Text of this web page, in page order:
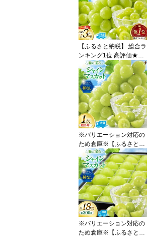
【ふるさと納税】 総合ラ
ンキング1位 高評価★5.0
シャインマスカット 先行
予約 1kg 2kg 3kg 定期便
選べる容量 訳あり ふる
さと納税 フルーツ [山梨
県 韮崎市 20745480 RE
GALO] シャインマスカッ
ト マスカット ふるさと
納税 ギフト 山梨県産 ぶ
どう 果物 ブドウ ◎
※バリエーション対応の
ため倉庫※【ふるさと納
税】 【2026年発送】 シ
ャインマスカット 先行予
約 贈答用 1房 600g 以上
[REGALO 山梨県 韮崎市
20745495] シャイン マ
スカット ブドウ ぶどう
葡萄 フルーツ 果物 くだ
もの 旬 山梨 ギフト 贈り
物
※バリエーション対応の
ため倉庫※【ふるさと納